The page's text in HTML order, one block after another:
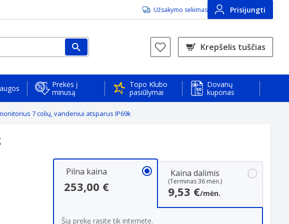
Užsakymo sekimas Prisijungti
Krepšelis tuščias
Prekės į
minusą
Topo Klubo
pasiūlymai
Dovanų
kuponas
7 colių, vandeniui atsparus IP69k
Pilna kaina
253,00 €
Kaina dalimis
(Terminas 36 mėn.)
9,53 €/mėn.
Šią prekę rasite tik internete.